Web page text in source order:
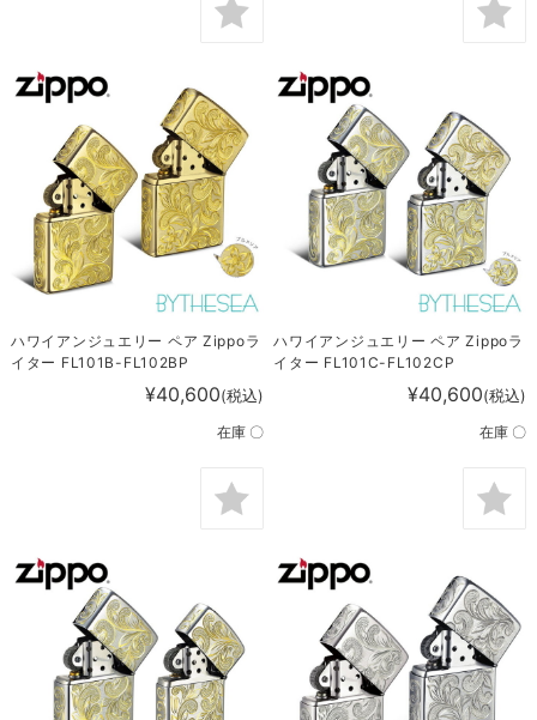
ハワイアンジュエリー ペア Zippoラ
イター FL101B-FL102BP
¥40,600(税込)
在庫 〇
ハワイアンジュエリー ペア Zippoラ
イター FL101C-FL102CP
¥40,600(税込)
在庫 〇